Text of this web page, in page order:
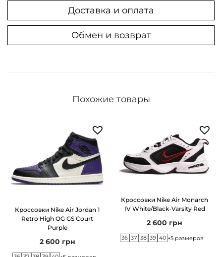
e
S
w
e
t
r
Доставка и оплата
Обмен и возврат
Похожие товары
Кроссовки Nike Air Jordan 1
Retro High OG GS Court
Purple
2 600 грн
Кроссовки Nike Air Monarch
IV White/Black-Varsity Red
2 600 грн
36 37 38 39 40 +5 размеров